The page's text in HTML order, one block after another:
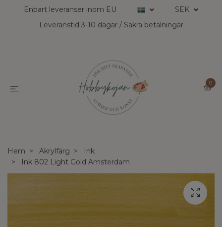
Enbart leveranser inom EU
SEK
Leveranstid 3-10 dagar / Säkra betalningar
0
Hem Akrylfärg
Ink
Ink 802 Light Gold Amsterdam